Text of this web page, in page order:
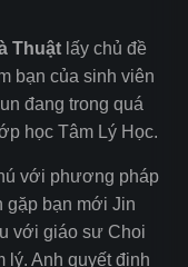
Thuật lấy chủ đề
bạn của sinh viên
đang trong quá
học Tâm Lý Học.
với phương pháp
gặp bạn mới Jin
với giáo sư Choi
lý. Anh quyết định